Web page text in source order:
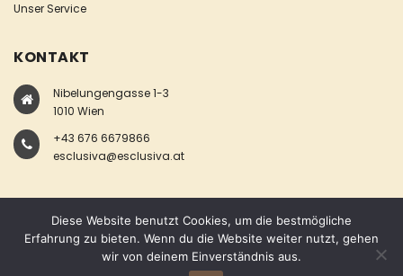
Unser Service
KONTAKT
Nibelungengasse 1-3
1010 Wien
+43 676 6679866
esclusiva@esclusiva.at
COPYRIGHT © ESCLUSIVA
Diese Website benutzt Cookies, um die bestmögliche
Erfahrung zu bieten. Wenn du die Website weiter nutzt, gehen
wir von deinem Einverständnis aus.